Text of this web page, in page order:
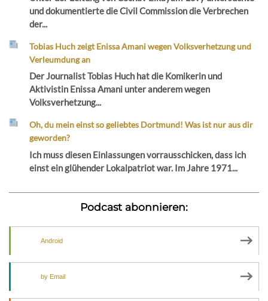
und dokumentierte die Civil Commission die Verbrechen
der...
Tobias Huch zeigt Enissa Amani wegen Volksverhetzung und
Verleumdung an
Der Journalist Tobias Huch hat die Komikerin und
Aktivistin Enissa Amani unter anderem wegen
Volksverhetzung...
Oh, du mein einst so geliebtes Dortmund! Was ist nur aus dir
geworden?
Ich muss diesen Einlassungen vorrausschicken, dass ich
einst ein glühender Lokalpatriot war. Im Jahre 1971...
Podcast abonnieren:
Android
by Email